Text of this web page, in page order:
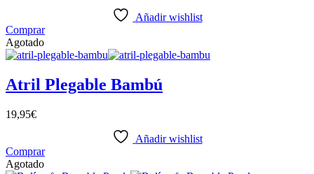
Añadir wishlist
Comprar
Agotado
Atril Plegable Bambú
19,95€
Añadir wishlist
Comprar
Agotado